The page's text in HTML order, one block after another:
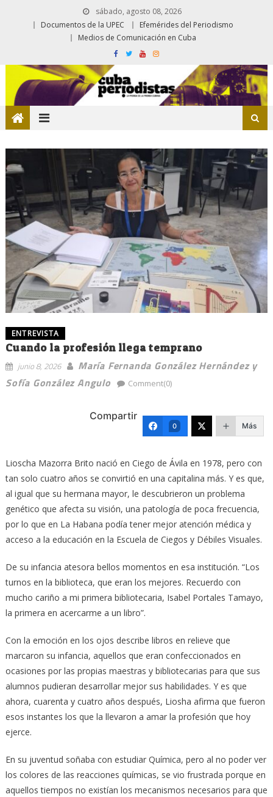
sábado, agosto 08, 2026
Documentos de la UPEC
Efemérides del Periodismo
Medios de Comunicación en Cuba
ENTREVISTA
Cuando la profesión llega temprano
junio 8, 2026
María Fernanda González Hernández y
Sofía González Angulo
Comment(0)
Compartir
0 Más
Lioscha Mazorra Brito nació en Ciego de Ávila en 1978, pero con
tan solo cuatro años se convirtió en una capitalina más. Y es que,
al igual que su hermana mayor, le descubrieron un problema
genético que afecta su visión, una patología de poca frecuencia,
por lo que en La Habana podía tener mejor atención médica y
acceso a la educación en la Escuela de Ciegos y Débiles Visuales.
De su infancia atesora bellos momentos en esa institución. “Los
turnos en la biblioteca, que eran los mejores. Recuerdo con
mucho cariño a mi primera bibliotecaria, Isabel Portales Tamayo,
la primera en acercarme a un libro”.
Con la emoción en los ojos describe libros en relieve que
marcaron su infancia, aquellos que eran confeccionados en
ocasiones por las propias maestras y bibliotecarias para que sus
alumnos pudieran desarrollar mejor sus habilidades. Y es que
ahora, cuarenta y cuatro años después, Liosha afirma que fueron
esos instantes los que la llevaron a amar la profesión que hoy
ejerce.
En su juventud soñaba con estudiar Química, pero al no poder ver
los colores de las reacciones químicas, se vio frustrada porque en
aquellos tiempos no existían los mecanismos necesarios para que